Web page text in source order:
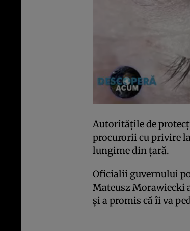
Autorităţile de
procurorii cu privire
lungime din ţară.
Oficialii guvernului
Mateusz Morawiecki
şi a promis că îi va